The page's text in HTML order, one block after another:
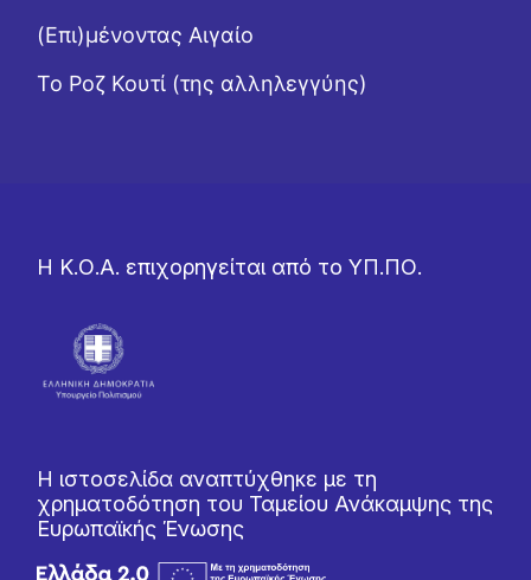
(Επι)μένοντας Αιγαίο
Το Ροζ Κουτί (της αλληλεγγύης)
Η Κ.Ο.Α. επιχορηγείται από το ΥΠ.ΠΟ.
Η ιστοσελίδα αναπτύχθηκε με τη
χρηματοδότηση του Ταμείου Ανάκαμψης της
Ευρωπαϊκής Ένωσης